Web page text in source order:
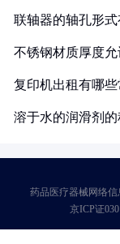
联轴器的轴孔形
不锈钢材质厚度
复印机出租有哪
溶于水的润滑剂
药品医疗器械网络信
京ICP证